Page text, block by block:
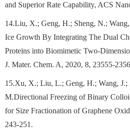
and Superior Rate Capability, ACS
14.Liu, X.; Geng, H.; Sheng, N.;
Ice Growth By Integrating The Dual
Proteins into Biomimetic Two-
J. Mater. Chem. A, 2020, 8, 23555-
15.Xu, X.; Liu, L.; Geng, H.; Wang, J.;
M.Directional Freezing of Binary
for Size Fractionation of Graphene
243-251.